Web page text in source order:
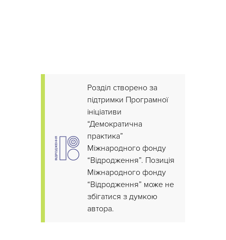
Розділ створено за
підтримки Програмної
ініціативи
“Демократична
практика”
Міжнародного фонду
“Відродження”. Позиція
Міжнародного фонду
“Відродження” може не
збігатися з думкою
автора.